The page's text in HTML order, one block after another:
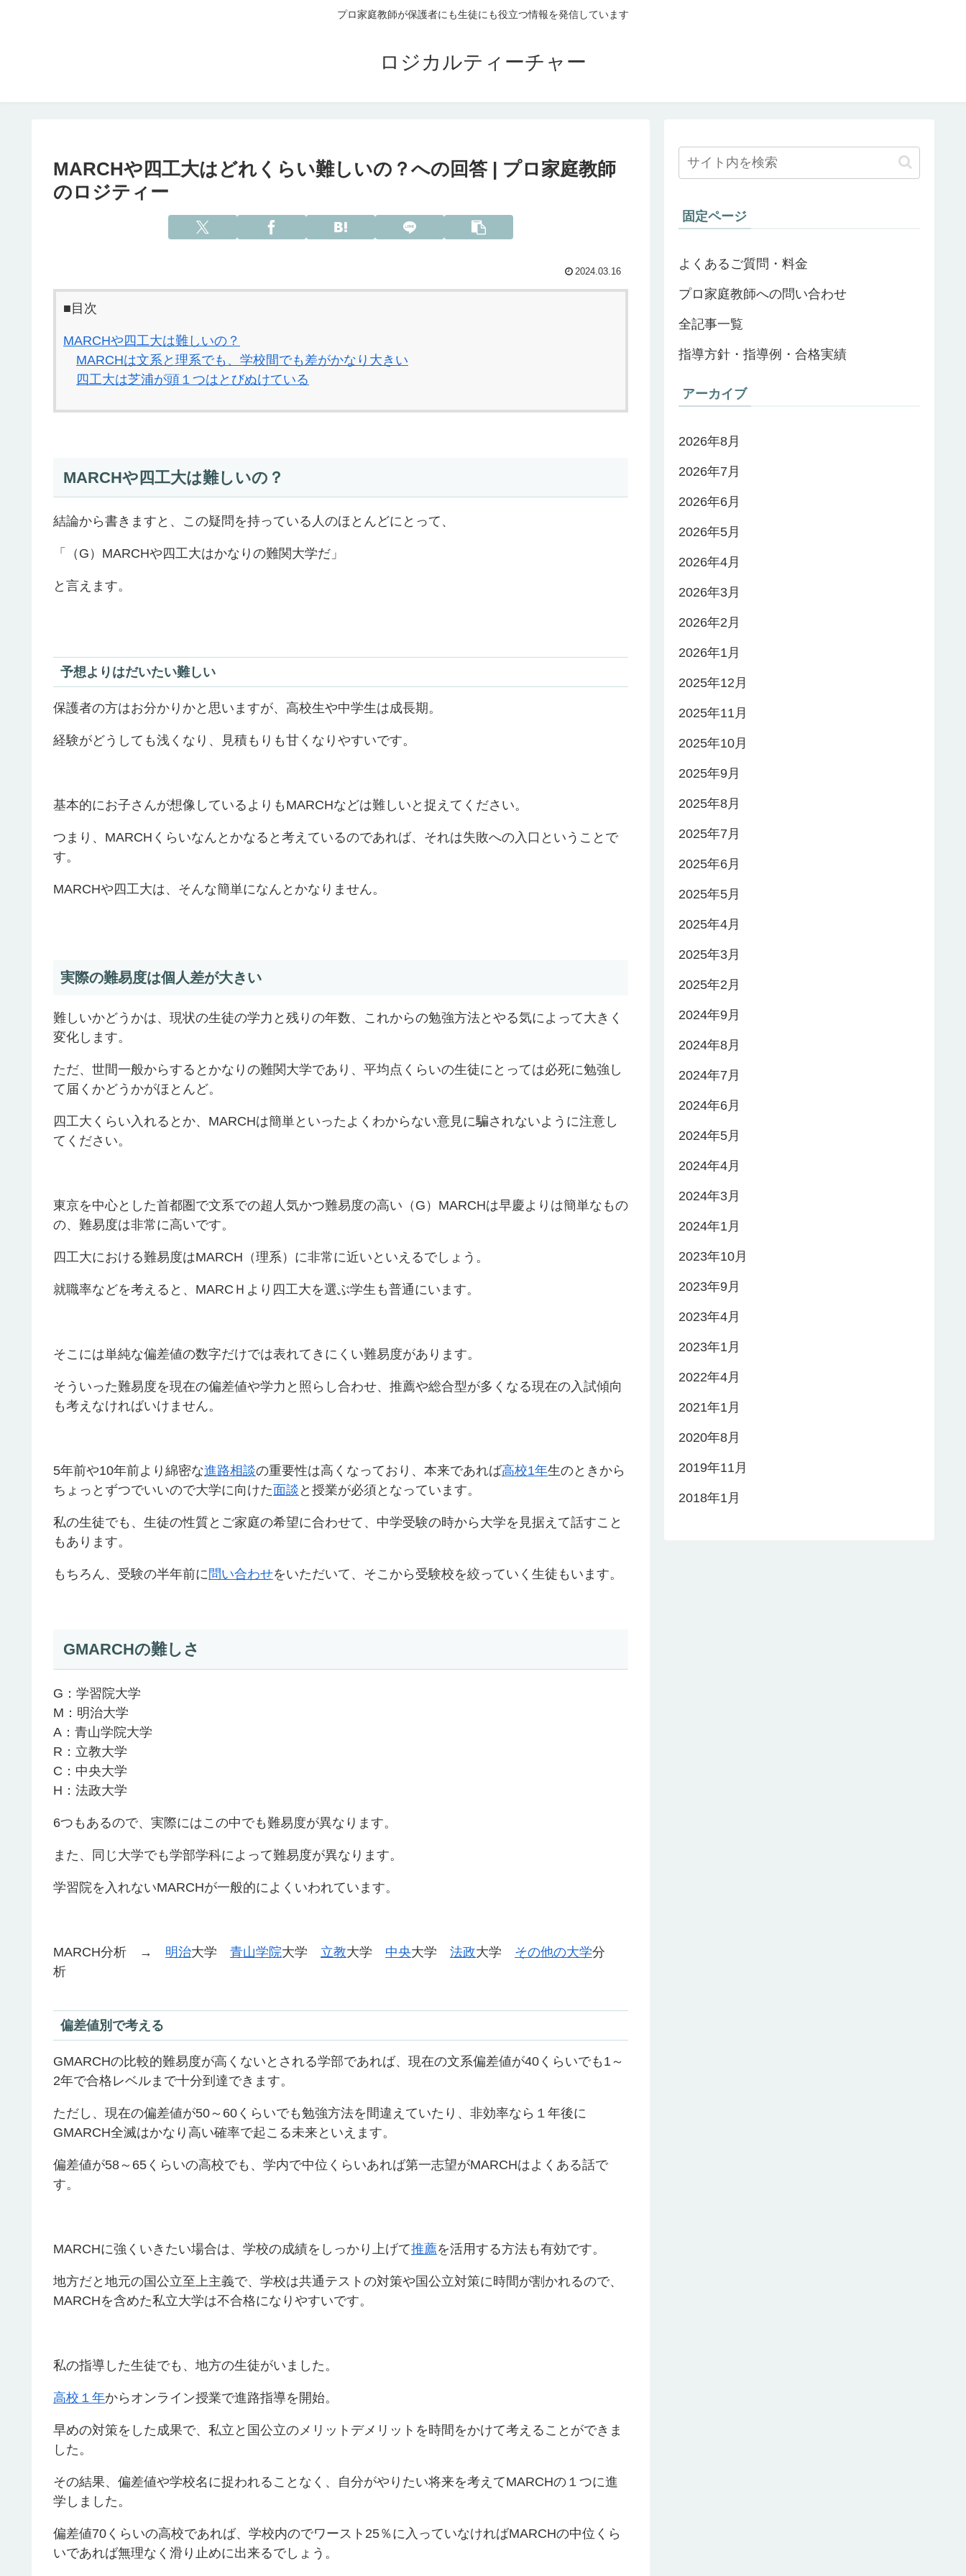
プロ家庭教師が保護者にも生徒にも役立つ情報を発信しています
ロジカルティーチャー
MARCHや四工大はどれくらい難しいの？への回答 | プロ家庭教師
のロジティー
2024.03.16
■目次
MARCHや四工大は難しいの？
MARCHは文系と理系でも、学校間でも差がかなり大きい
四工大は芝浦が頭１つはとびぬけている
MARCHや四工大は難しいの？
結論から書きますと、この疑問を持っている人のほとんどにとって、
「（G）MARCHや四工大はかなりの難関大学だ」
と言えます。
予想よりはだいたい難しい
保護者の方はお分かりかと思いますが、高校生や中学生は成長期。
経験がどうしても浅くなり、見積もりも甘くなりやすいです。
基本的にお子さんが想像しているよりもMARCHなどは難しいと捉えてください。
つまり、MARCHくらいなんとかなると考えているのであれば、それは失敗への入口ということで
す。
MARCHや四工大は、そんな簡単になんとかなりません。
実際の難易度は個人差が大きい
難しいかどうかは、現状の生徒の学力と残りの年数、これからの勉強方法とやる気によって大きく
変化します。
ただ、世間一般からするとかなりの難関大学であり、平均点くらいの生徒にとっては必死に勉強し
て届くかどうかがほとんど。
四工大くらい入れるとか、MARCHは簡単といったよくわからない意見に騙されないように注意し
てください。
東京を中心とした首都圏で文系での超人気かつ難易度の高い（G）MARCHは早慶よりは簡単なもの
の、難易度は非常に高いです。
四工大における難易度はMARCH（理系）に非常に近いといえるでしょう。
就職率などを考えると、MARCＨより四工大を選ぶ学生も普通にいます。
そこには単純な偏差値の数字だけでは表れてきにくい難易度があります。
そういった難易度を現在の偏差値や学力と照らし合わせ、推薦や総合型が多くなる現在の入試傾向
も考えなければいけません。
5年前や10年前より綿密な進路相談の重要性は高くなっており、本来であれば高校1年生のときから
ちょっとずつでいいので大学に向けた面談 と授業が必須となっています。
私の生徒でも、生徒の性質とご家庭の希望に合わせて、中学受験の時から大学を見据えて話すこと
もあります。
もちろん、受験の半年前に問い合わせをいただいて、そこから受験校を絞っていく生徒もいます。
GMARCHの難しさ
G：学習院大学
M：明治大学
A：青山学院大学
R：立教大学
C：中央大学
H：法政大学
6つもあるので、実際にはこの中でも難易度が異なります。
また、同じ大学でも学部学科によって難易度が異なります。
学習院を入れないMARCHが一般的によくいわれています。
MARCH分析 → 明治大学 青山学院大学 立教大学 中央大学 法政大学 その他の大学分
析
偏差値別で考える
GMARCHの比較的難易度が高くないとされる学部であれば、現在の文系偏差値が40くらいでも1～
2年で合格レベルまで十分到達できます。
ただし、現在の偏差値が50～60くらいでも勉強方法を間違えていたり、非効率なら１年後に
GMARCH全滅はかなり高い確率で起こる未来といえます。
偏差値が58～65くらいの高校でも、学内で中位くらいあれば第一志望がMARCHはよくある話で
す。
MARCHに強くいきたい場合は、学校の成績をしっかり上げて推薦を活用する方法も有効です。
地方だと地元の国公立至上主義で、学校は共通テストの対策や国公立対策に時間が割かれるので、
MARCHを含めた私立大学は不合格になりやすいです。
私の指導した生徒でも、地方の生徒がいました。
高校１年からオンライン授業で進路指導を開始。
早めの対策をした成果で、私立と国公立のメリットデメリットを時間をかけて考えることができま
した。
その結果、偏差値や学校名に捉われることなく、自分がやりたい将来を考えてMARCHの１つに進
学しました。
偏差値70くらいの高校であれば、学校内のでワースト25％に入っていなければMARCHの中位くら
いであれば無理なく滑り止めに出来るでしょう。
固定ページ
よくあるご質問・料金
プロ家庭教師への問い合わせ
全記事一覧
指導方針・指導例・合格実績
アーカイブ
2026年8月
2026年7月
2026年6月
2026年5月
2026年4月
2026年3月
2026年2月
2026年1月
2025年12月
2025年11月
2025年10月
2025年9月
2025年8月
2025年7月
2025年6月
2025年5月
2025年4月
2025年3月
2025年2月
2024年9月
2024年8月
2024年7月
2024年6月
2024年5月
2024年4月
2024年3月
2024年1月
2023年10月
2023年9月
2023年4月
2023年1月
2022年4月
2021年1月
2020年8月
2019年11月
2018年1月